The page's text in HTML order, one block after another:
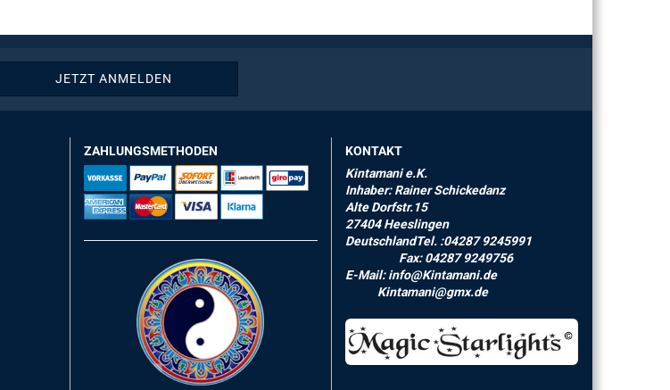
ZAHLUNGSMETHODEN
KONTAKT
Kintamani e.K.
Inhaber: Rainer Schickedanz
Alte Dorfstr.15
27404 Heeslingen
DeutschlandTel. :04287 9245991
Fax: 04287 9249756
E-Mail: info@Kintamani.de
Kintamani@gmx.de